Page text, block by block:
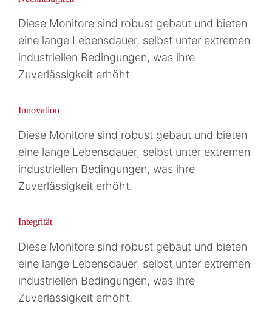
Diese Monitore sind robust gebaut und bieten
eine lange Lebensdauer, selbst unter extremen
industriellen Bedingungen, was ihre
Zuverlässigkeit erhöht.
Innovation
Diese Monitore sind robust gebaut und bieten
eine lange Lebensdauer, selbst unter extremen
industriellen Bedingungen, was ihre
Zuverlässigkeit erhöht.
Integrität
Diese Monitore sind robust gebaut und bieten
eine lange Lebensdauer, selbst unter extremen
industriellen Bedingungen, was ihre
Zuverlässigkeit erhöht.